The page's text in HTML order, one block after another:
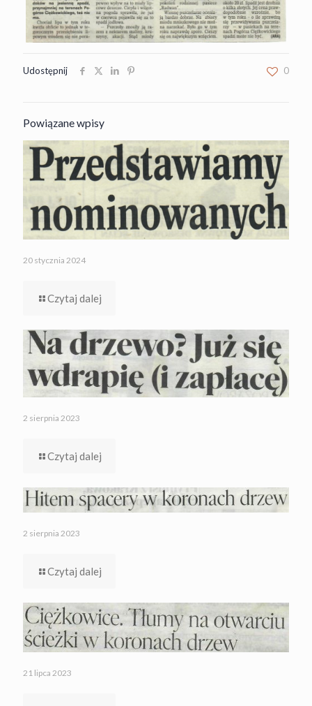
Udostępnij 0
Powiązane wpisy
20 stycznia 2024
Czytaj dalej
2 sierpnia 2023
Czytaj dalej
2 sierpnia 2023
Czytaj dalej
21 lipca 2023